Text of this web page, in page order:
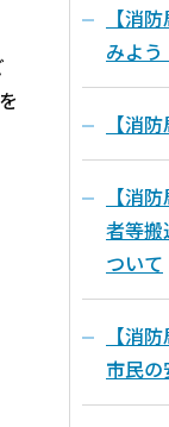
【消
みよう
【消
【消
者等搬
ついて
【消
市民